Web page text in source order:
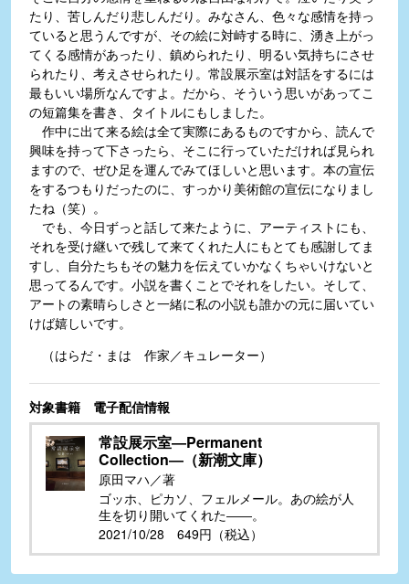
たり、苦しんだり悲しんだり。みなさん、色々な感情を持っ
ていると思うんですが、その絵に対峙する時に、湧き上がっ
てくる感情があったり、鎮められたり、明るい気持ちにさせ
られたり、考えさせられたり。常設展示室は対話をするには
最もいい場所なんですよ。だから、そういう思いがあってこ
の短篇集を書き、タイトルにもしました。
作中に出て来る絵は全て実際にあるものですから、読んで
興味を持って下さったら、そこに行っていただければ見られ
ますので、ぜひ足を運んでみてほしいと思います。本の宣伝
をするつもりだったのに、すっかり美術館の宣伝になりまし
たね（笑）。
でも、今日ずっと話して来たように、アーティストにも、
それを受け継いで残して来てくれた人にもとても感謝してま
すし、自分たちもその魅力を伝えていかなくちゃいけないと
思ってるんです。小説を書くことでそれをしたい。そして、
アートの素晴らしさと一緒に私の小説も誰かの元に届いてい
けば嬉しいです。
（はらだ・まは 作家／キュレーター）
対象書籍 電子配信情報
常設展示室―Permanent
Collection―（新潮文庫）
原田マハ／著
ゴッホ、ピカソ、フェルメール。あの絵が人
生を切り開いてくれた――。
2021/10/28 649円（税込）